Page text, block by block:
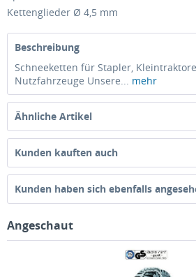
Kettenglieder Ø 4,5 mm
Beschreibung
Schneeketten für Stapler,
Nutzfahrzeuge Unsere... mehr
Ähnliche Artikel
Kunden kauften auch
Kunden haben sich ebenfalls
Angeschaut